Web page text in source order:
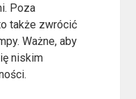
Poza
także zwrócić
Ważne, aby
niskim